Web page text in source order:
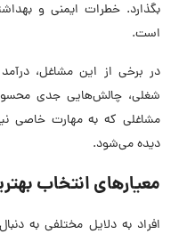
بگذارد. خطرات ایمنی و
است.
در برخی از این مشاغل،
شغلی، چالش‌هایی جدی
مشاغلی که به مهارت خاصی
دیده می‌شود.
معیارهای انتخاب
افراد به دلایل مختلفی به